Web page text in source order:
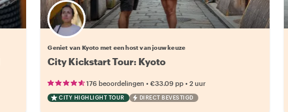
Kies jouw favoriete local
Geniet van Kyoto met een host van jouw keuze
City Kickstart Tour: Kyoto
176 beoordelingen •€33.09 pp •2 uur
CITY HIGHLIGHT TOUR DIRECT BEVESTIGD